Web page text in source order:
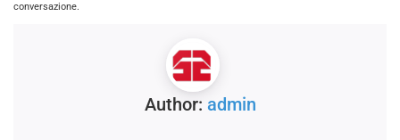
conversazione.
Author: admin